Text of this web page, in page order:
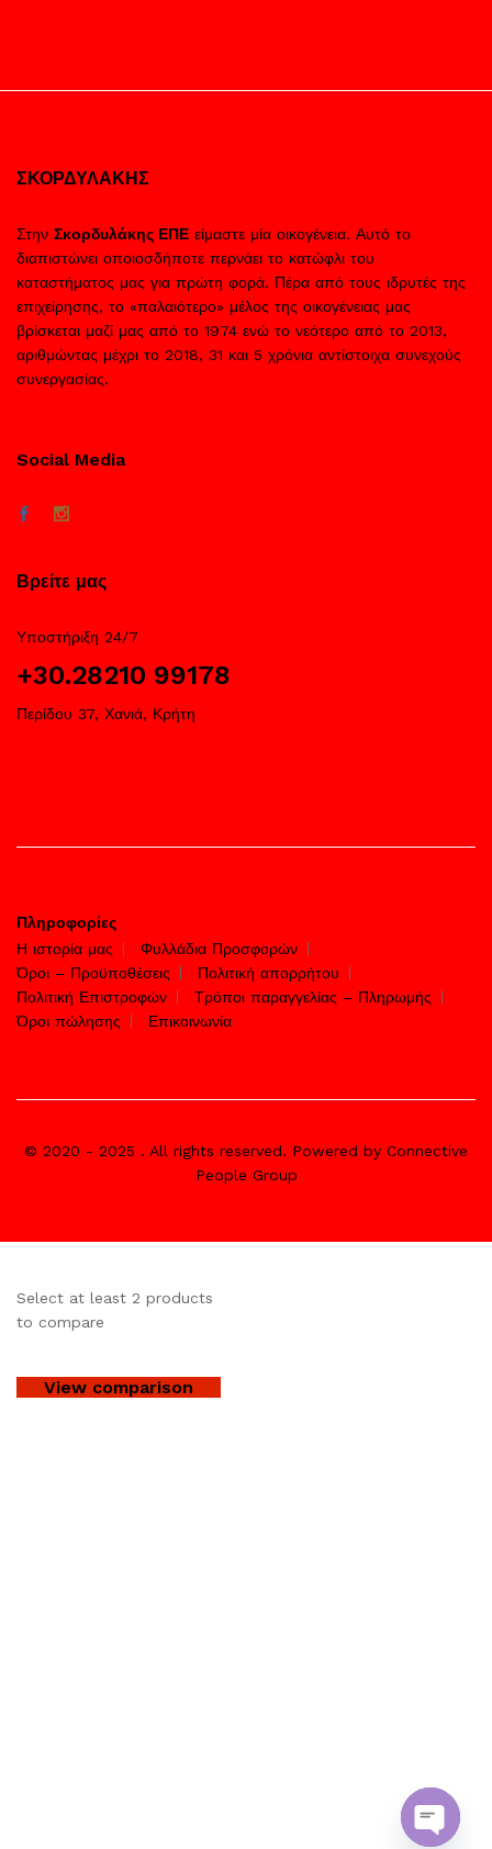
ΣΚΟΡΔΥΛΑΚΗΣ
Στην Σκορδυλάκης ΕΠΕ είμαστε μία οικογένεια. Αυτό το
διαπιστώνει οποιοσδήποτε περνάει το κατώφλι του
καταστήματος μας για πρώτη φορά. Πέρα από τους ιδρυτές της
επιχείρησης, το «παλαιότερο» μέλος της οικογένειας μας
βρίσκεται μαζί μας από το 1974 ενώ το νεότερο από το 2013,
αριθμώντας μέχρι το 2018, 31 και 5 χρόνια αντίστοιχα συνεχούς
συνεργασίας.
Social Media
Βρείτε μας
Υποστήριξη 24/7
+30.28210 99178
Περίδου 37, Χανιά, Κρήτη
Πληροφορίες
Η ιστορία μας
Φυλλάδια Προσφορών
Όροι – Προϋποθέσεις
Πολιτική απορρήτου
Πολιτική Επιστροφών
Τρόποι παραγγελίας – Πληρωμής
Όροι πώλησης
Επικοινωνία
© 2020 - 2025 . All rights reserved. Powered by Connective
People Group
Select at least 2 products
to compare
View comparison